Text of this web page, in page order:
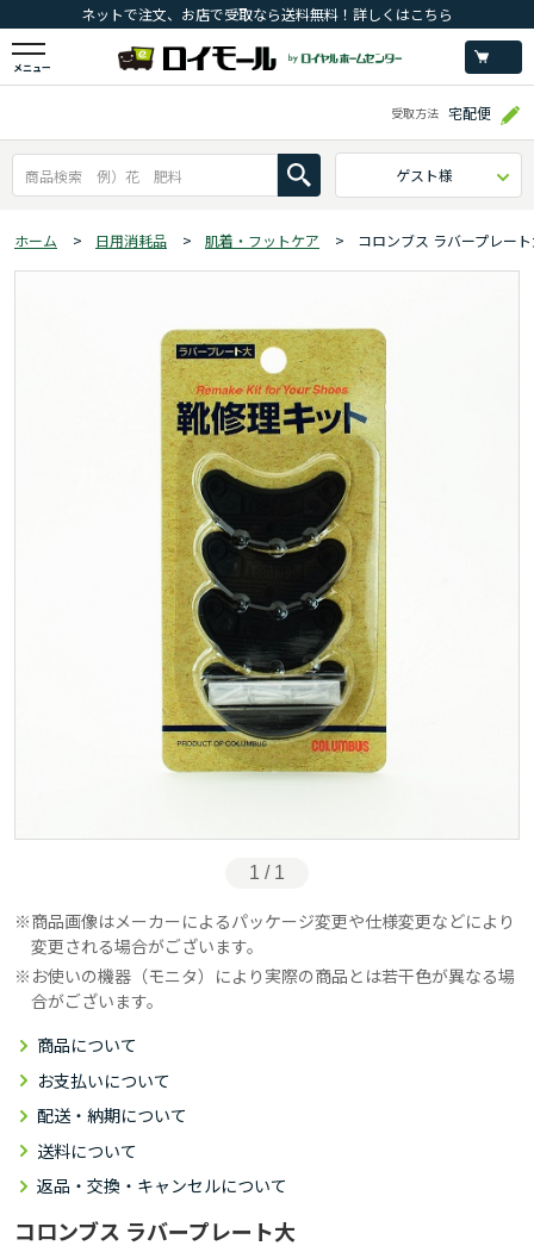
ネットで注文、お店で受取なら送料無料！詳しくはこちら
メニュー
受取方法 宅配便
ゲスト様
ホーム > 日用消耗品 > 肌着・フットケア > コロンブス ラバープレー
1 / 1
商品画像はメーカーによるパッケージ変更や仕様変更などにより
変更される場合がございます。
お使いの機器（モニタ）により実際の商品とは若干色が異なる場
合がございます。
商品について
お支払いについて
配送・納期について
送料について
返品・交換・キャンセルについて
コロンブス ラバープレート大